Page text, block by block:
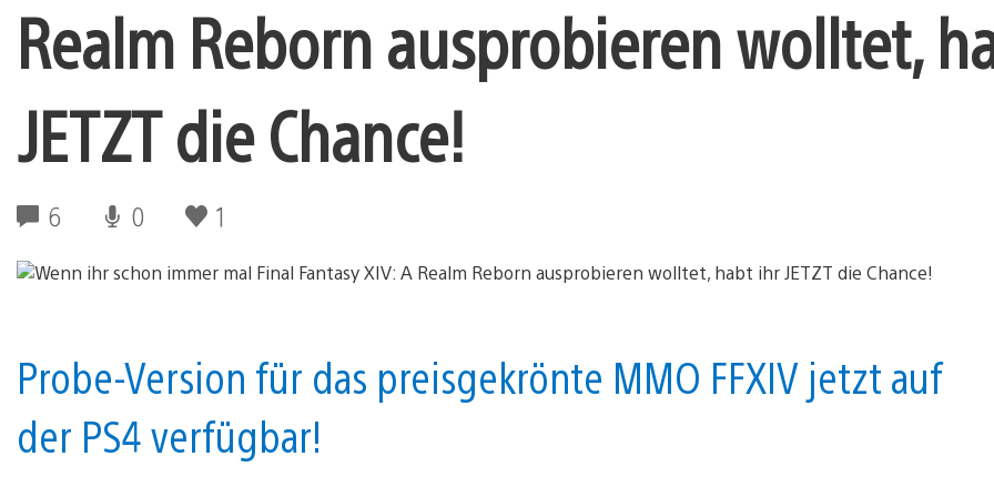
Realm Reborn ausprobieren wolltet,
JETZT die Chance!
6 0 1
Probe-Version für das preisgekrönte MMO FFXIV jetzt auf
der PS4 verfügbar!